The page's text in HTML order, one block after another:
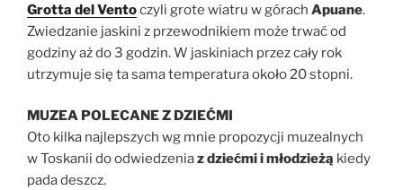
Grotta del Ventoczyli grote wiatru w górach Apuane.
Zwiedzanie jaskini z przewodnikiem może trwać od
godziny aż do 3 godzin. W jaskiniach przez cały rok
utrzymuje się ta sama temperatura około 20 stopni.
MUZEA POLECANE Z DZIEĆMI
Oto kilka najlepszych wg mnie propozycji muzealnych
w Toskanii do odwiedzeniaz dziećmi i młodzieżą kiedy
pada deszcz.